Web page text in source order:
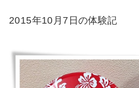
2015年10月7日の体験記